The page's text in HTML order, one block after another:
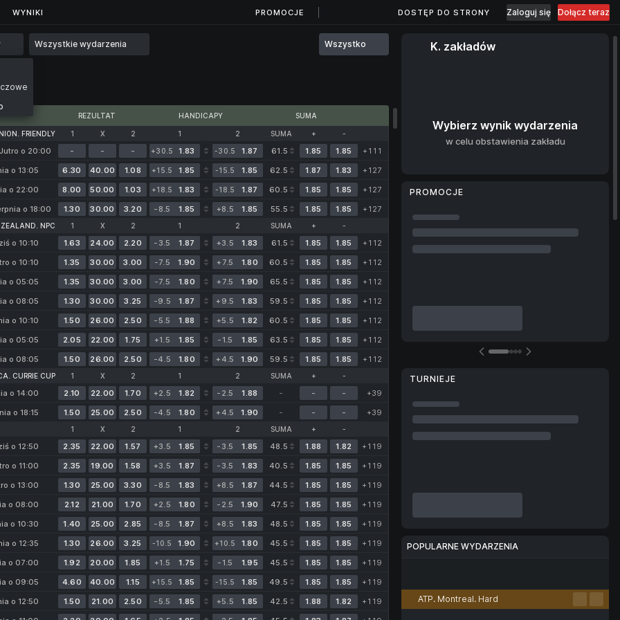
WYNIKI
WYNIKI PROMOCJE DOSTĘP DO STRONY Zaloguj się Dołącz teraz
Wszystkie wydarzenia Wszystko
REZULTAT HANDICAPY SUMA
FRIENDLY 1 X 2 1 2 SUMA + -
Jutro o 20:00 - - - +30.5 1.83 -30.5 1.87 61.5 1.85 1.85
+111
o 13:05 6.30 40.00 1.08 +15.5 1.85 -15.5 1.85 62.5 1.87 1.83
+127
o 22:00 8.00 50.00 1.03 +18.5 1.83 -18.5 1.87 60.5 1.85 1.85
+127
o 18:00 1.30 30.00 3.20 -8.5 1.85 +8.5 1.85 55.5 1.85 1.85 +127
NPC 1 X 2 1 2 SUMA + -
o 10:10 1.63 24.00 2.20 -3.5 1.87 +3.5 1.83 61.5 1.85 1.85
+112
o 10:10 1.35 30.00 3.00 -7.5 1.90 +7.5 1.80 60.5 1.85 1.85
+112
o 05:05 1.35 30.00 3.00 -7.5 1.80 +7.5 1.90 65.5 1.85 1.85
+112
o 08:05 1.30 30.00 3.25 -9.5 1.87 +9.5 1.83 59.5 1.85 1.85
+112
o 10:10 1.50 26.00 2.50 -5.5 1.88 +5.5 1.82 60.5 1.85 1.85
+112
o 05:05 2.05 22.00 1.75 +1.5 1.85 -1.5 1.85 63.5 1.85 1.85
+112
o 08:05 1.50 26.00 2.50 -4.5 1.80 +4.5 1.90 59.5 1.85 1.85 +112
CURRIE CUP 1 X 2 1 2 SUMA + -
o 14:00 2.10 22.00 1.70 +2.5 1.82 -2.5 1.88 - - -
+39
o 18:15 1.50 25.00 2.50 -4.5 1.80 +4.5 1.90 - - - +39
1 X 2 1 2 SUMA + -
o 12:50 2.35 22.00 1.57 +3.5 1.85 -3.5 1.85 48.5 1.88 1.82
+119
o 11:00 2.35 19.00 1.58 +3.5 1.87 -3.5 1.83 40.5 1.85 1.85
+119
o 13:00 1.30 25.00 3.30 -8.5 1.83 +8.5 1.87 44.5 1.85 1.85
+119
o 08:00 2.12 21.00 1.70 +2.5 1.80 -2.5 1.90 47.5 1.85 1.85
+119
o 10:30 1.40 25.00 2.85 -8.5 1.87 +8.5 1.83 48.5 1.85 1.85
+119
o 12:35 1.30 26.00 3.25 -10.5 1.90 +10.5 1.80 45.5 1.85 1.85
+119
o 07:00 1.92 20.00 1.85 +1.5 1.75 -1.5 1.95 45.5 1.85 1.85
+119
o 09:05 4.60 40.00 1.15 +15.5 1.85 -15.5 1.85 49.5 1.85 1.85
+119
o 12:50 1.50 21.00 2.50 -5.5 1.85 +5.5 1.85 42.5 1.88 1.82
+119
K. zakładów
Wybierz wynik wydarzenia
w celu obstawienia zakładu
PROMOCJE
TURNIEJE
POPULARNE WYDARZENIA
ATP. Montreal. Hard